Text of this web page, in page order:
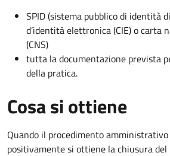
SPID (sistema pubblico di identità
d’identità elettronica (CIE) o carta
(CNS)
tutta la documentazione prevista
della pratica.
Cosa si ottiene
Quando il procedimento
positivamente si ottiene la chiusura del